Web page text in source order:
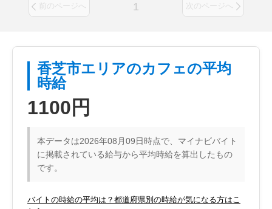
前のページへ 1 次のページへ
香芝市エリアのカフェの平均
時給
1100円
本データは2026年08月09日時点で、マイナビバイト
に掲載されている給与から平均時給を算出したもの
です。
バイトの時給の平均は？都道府県別の時給が気になる方はこ